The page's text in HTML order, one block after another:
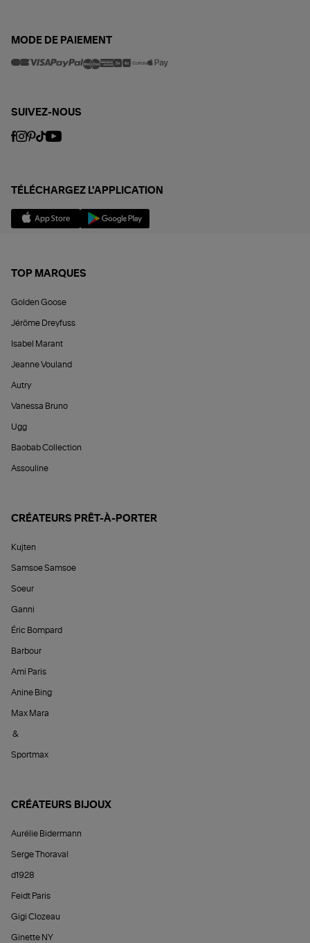
MODE DE PAIEMENT
SUIVEZ-NOUS
TÉLÉCHARGEZ L'APPLICATION
TOP MARQUES
Golden Goose
Jérôme Dreyfuss
Isabel Marant
Jeanne Vouland
Autry
Vanessa Bruno
Ugg
Baobab Collection
Assouline
CRÉATEURS PRÊT-À-PORTER
Kujten
Samsoe Samsoe
Soeur
Ganni
Éric Bompard
Barbour
Ami Paris
Anine Bing
Max Mara
&
Sportmax
CRÉATEURS BIJOUX
Aurélie Bidermann
Serge Thoraval
d1928
Feidt Paris
Gigi Clozeau
Ginette NY